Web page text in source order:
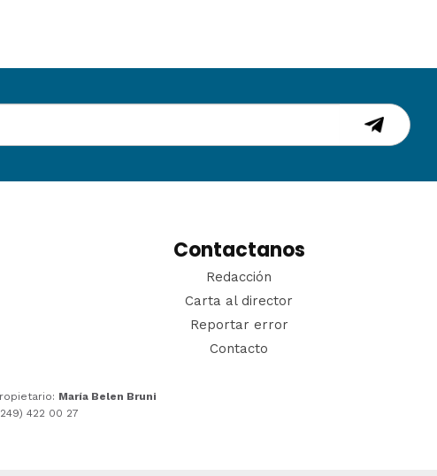
Contactanos
Redacción
Carta al director
Reportar error
Contacto
María Belen Bruni
422 00 27